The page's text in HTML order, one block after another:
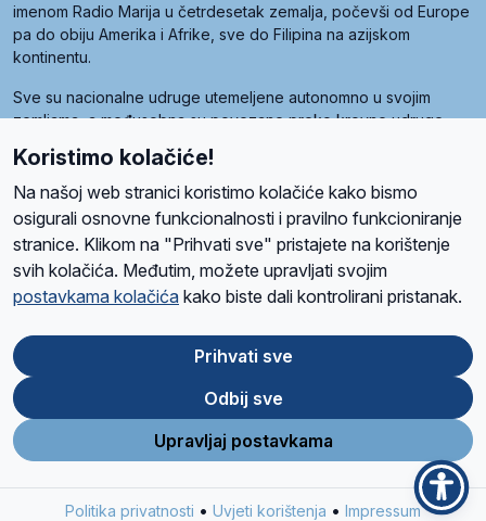
imenom Radio Marija u četrdesetak zemalja, počevši od Europe
pa do obiju Amerika i Afrike, sve do Filipina na azijskom
kontinentu.
Sve su nacionalne udruge utemeljene autonomno u svojim
zemljama, a međusobna su povezane preko krovne udruge
Radio Maria). Svjetsku obitelj utemeljilo je sedam članica, među
kojima je i hrvatska Udruga Radio Marija.
O namaRadio ProgramVolonteriPrijateljiKontaktPravila privatnosti
Ova stranica je zaštićena Google reCAPTCHA sustavom
Store
Google
Play
Koristimo kolačiće!
Na našoj web stranici koristimo kolačiće kako bismo
osigurali osnovne funkcionalnosti i pravilno funkcioniranje
stranice. Klikom na "Prihvati sve" pristajete na korištenje
svih kolačića. Međutim, možete upravljati svojim
postavkama kolačića kako biste dali kontrolirani pristanak.
Prihvati sve
Odbij sve
Upravljaj postavkama
Politika privatnosti • Uvjeti korištenja • Impressum